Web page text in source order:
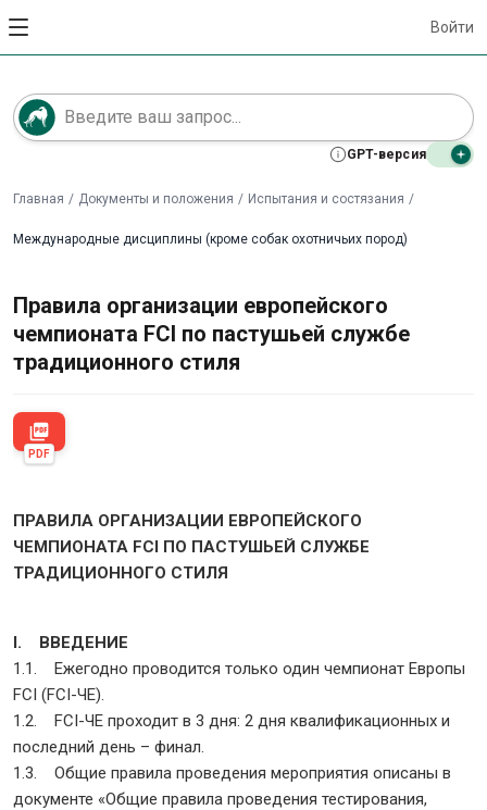
Войти
GPT-версия
Главная / Документы и положения / Испытания и состязания /
Международные дисциплины (кроме собак охотничьих пород)
Правила организации европейского
чемпионата FCI по пастушьей службе
традиционного стиля
picture_as_pdf
PDF
ПРАВИЛА ОРГАНИЗАЦИИ ЕВРОПЕЙСКОГО
ЧЕМПИОНАТА FCI ПО ПАСТУШЬЕЙ СЛУЖБЕ
ТРАДИЦИОННОГО СТИЛЯ
I. ВВЕДЕНИЕ
1.1. Ежегодно проводится только один чемпионат Европы
FCI (FCI-ЧЕ).
1.2. FCI-ЧЕ проходит в 3 дня: 2 дня квалификационных и
последний день – финал.
1.3. Общие правила проведения мероприятия описаны в
документе «Общие правила проведения тестирования,